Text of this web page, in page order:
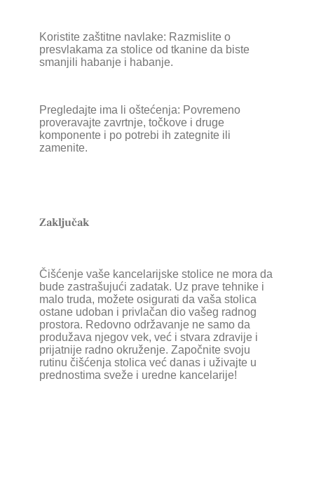
Koristite zaštitne navlake: Razmislite o
presvlakama za stolice od tkanine da biste
smanjili habanje i habanje.
Pregledajte ima li oštećenja: Povremeno
proveravajte zavrtnje, točkove i druge
komponente i po potrebi ih zategnite ili
zamenite.
Zaključak
Čišćenje vaše kancelarijske stolice ne mora da
bude zastrašujući zadatak. Uz prave tehnike i
malo truda, možete osigurati da vaša stolica
ostane udoban i privlačan dio vašeg radnog
prostora. Redovno održavanje ne samo da
produžava njegov vek, već i stvara zdravije i
prijatnije radno okruženje. Započnite svoju
rutinu čišćenja stolica već danas i uživajte u
prednostima sveže i uredne kancelarije!